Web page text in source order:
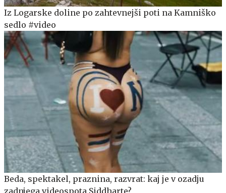
Iz Logarske doline po zahtevnejši poti na Kamniško
sedlo #video
Beda, spektakel, praznina, razvrat: kaj je v ozadju